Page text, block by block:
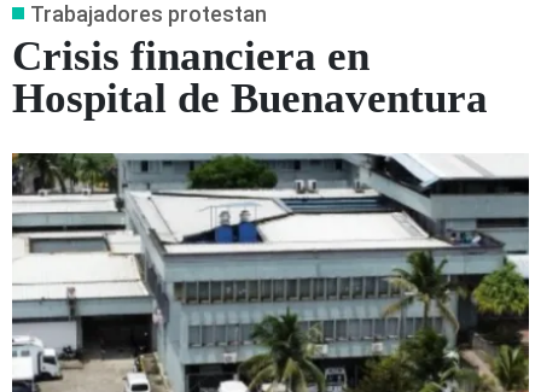
Trabajadores protestan
Crisis financiera en
Hospital de Buenaventura